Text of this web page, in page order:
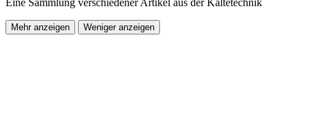
Mehr anzeigen Weniger anzeigen